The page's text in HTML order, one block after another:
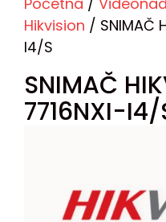
Hikvision / SNIMAČ
I4/S
SNIMAČ
7716NXI-I4/